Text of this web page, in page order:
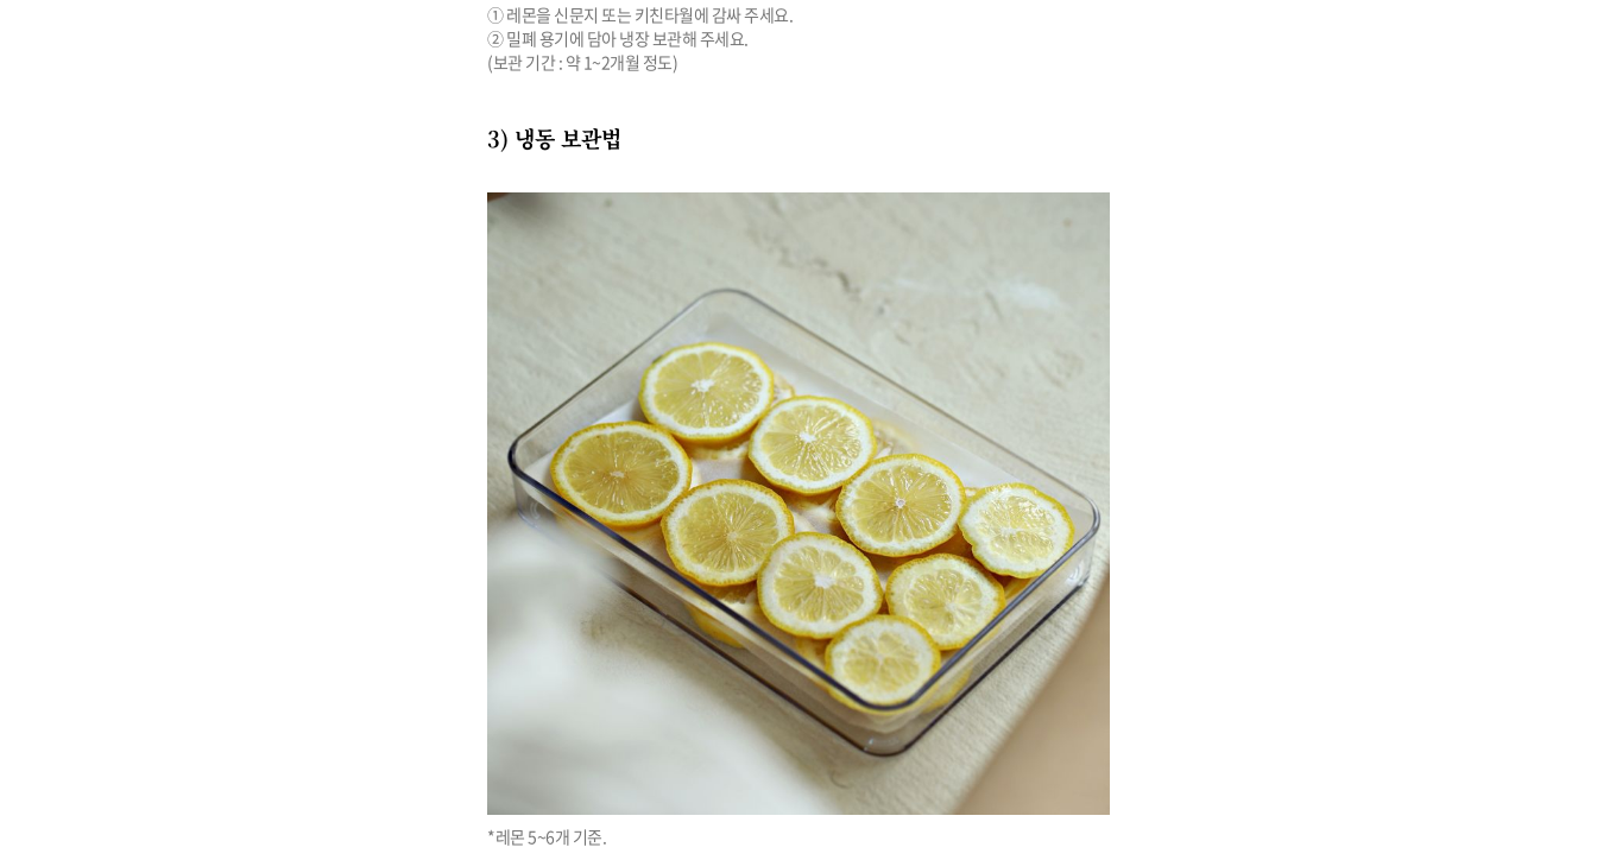
① 레몬을 신문지 또는 키친타월에 감싸 주세요.
② 밀폐 용기에 담아 냉장 보관해 주세요.
(보관 기간 : 약 1~2개월 정도)
3) 냉동 보관법
*레몬 5~6개 기준.